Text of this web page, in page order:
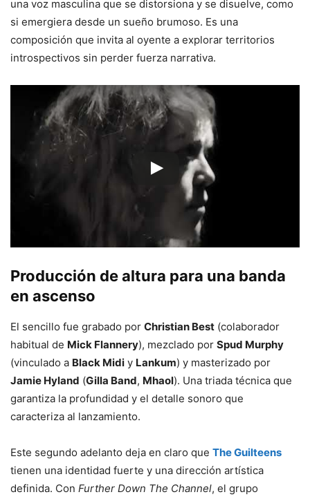
una voz masculina que se distorsiona y se disuelve, como
si emergiera desde un sueño brumoso. Es una
composición que invita al oyente a explorar territorios
introspectivos sin perder fuerza narrativa.
Producción de altura para una banda
en ascenso
El sencillo fue grabado por Christian Best (colaborador
habitual de Mick Flannery), mezclado por Spud Murphy
(vinculado a Black Midi y Lankum) y masterizado por
Jamie Hyland (Gilla Band, Mhaol). Una triada técnica que
garantiza la profundidad y el detalle sonoro que
caracteriza al lanzamiento.
Este segundo adelanto deja en claro que The Guilteens
tienen una identidad fuerte y una dirección artística
definida. Con Further Down The Channel, el grupo